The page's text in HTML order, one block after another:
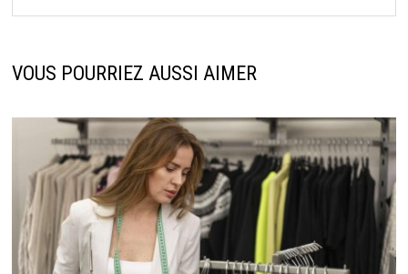
VOUS POURRIEZ AUSSI AIMER